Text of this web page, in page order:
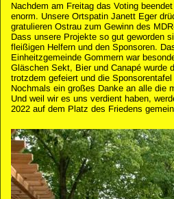
Nachdem am Freitag das Voting
enorm. Unsere Ortspatin Janett Eger
gratulieren Ostrau zum Gewinn des
Dass unsere Projekte so gut geworden
fleißigen Helfern und den Sponsoren.
Einheitzgemeinde Gommern war
Gläschen Sekt, Bier und Canapé wurde
trotzdem gefeiert und die
Nochmals ein großes Danke an alle die
Und weil wir es uns verdient haben,
2022 auf dem Platz des Friedens